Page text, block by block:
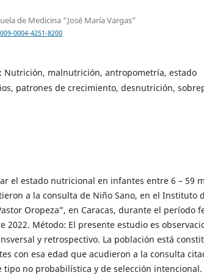
de Medicina “José María Vargas”
0004-4251-8200
Nutrición, malnutrición, antropometría, estado
patrones de crecimiento, desnutrición,
el estado nutricional en infantes entre 6 – 59
a la consulta de Niño Sano, en el Instituto
Oropeza”, en Caracas, durante el período
2022. Método: El presente estudio es
y retrospectivo. La población está
con esa edad que acudieron a la consulta
tipo no probabilística y de selección intencional.